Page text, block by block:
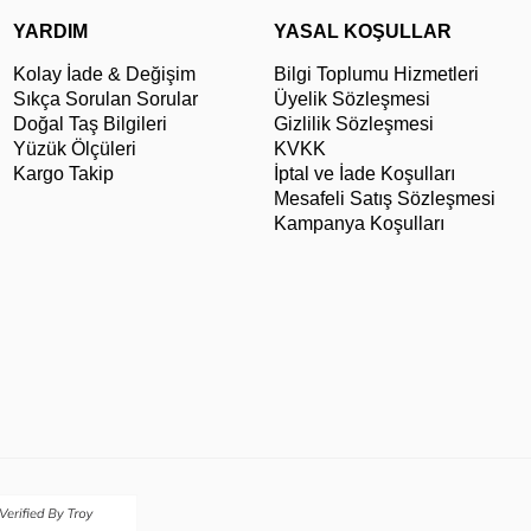
YARDIM
Kolay İade & Değişim
Sıkça Sorulan Sorular
Doğal Taş Bilgileri
Yüzük Ölçüleri
Kargo Takip
YASAL KOŞULLAR
Bilgi Toplumu Hizmetleri
Üyelik Sözleşmesi
Gizlilik Sözleşmesi
KVKK
İptal ve İade Koşulları
Mesafeli Satış Sözleşmesi
Kampanya Koşulları